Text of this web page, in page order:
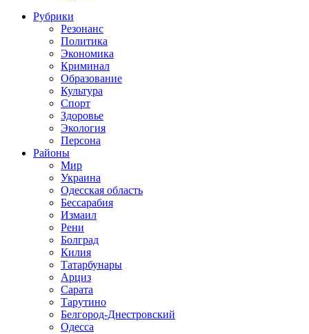
Рубрики
Резонанс
Политика
Экономика
Криминал
Образование
Культура
Спорт
Здоровье
Экология
Персона
Районы
Мир
Украина
Одесская область
Бессарабия
Измаил
Рени
Болград
Килия
Татарбунары
Арциз
Сарата
Тарутино
Белгород-Днестровский
Одесса